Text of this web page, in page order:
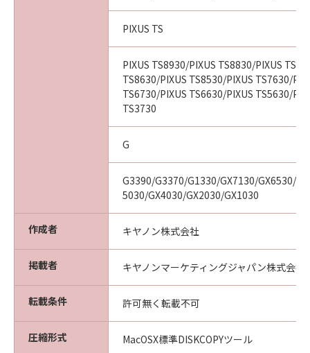
PIXUS TS
PIXUS TS8930/PIXUS TS8830/PIXUS
TS8630/PIXUS TS8530/PIXUS TS7630/
TS6730/PIXUS TS6630/PIXUS TS5630/
TS3730
G
G3390/G3370/G1330/GX7130/GX6530/
5030/GX4030/GX2030/GX1030
作成者 キヤノン株式会社
掲載者 キヤノンマーケティングジャパン株式会社
転載条件 許可無く転載不可
圧縮形式 MacOSX標準DISKCOPYツール